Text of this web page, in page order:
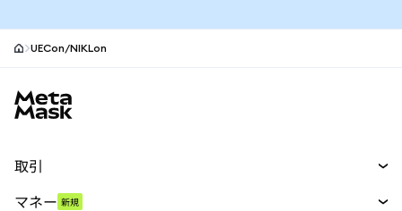
UECon/NIKLon
取引
マネー 新規